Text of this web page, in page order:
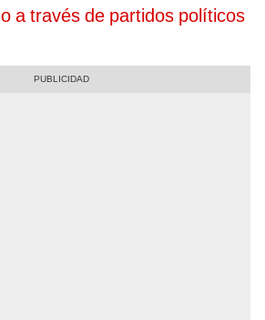
o a través de partidos políticos